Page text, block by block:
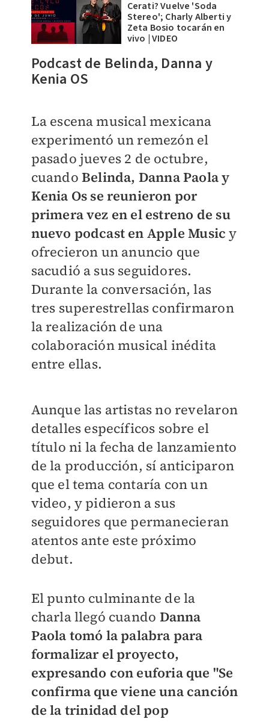
Cerati? Vuelve 'Soda
Stereo'; Charly Alberti y
Zeta Bosio tocarán en
vivo | VIDEO
Podcast de Belinda, Danna y
Kenia OS
La escena musical mexicana
experimentó un remezón el
pasado jueves 2 de octubre,
cuando Belinda, Danna Paola y
Kenia Os se reunieron por
primera vez en el estreno de su
nuevo podcast en Apple Musicy
ofrecieron un anuncio que
sacudió a sus seguidores.
Durante la conversación, las
tres superestrellas confirmaron
la realización de una
colaboración musical inédita
entre ellas.
Aunque las artistas no revelaron
detalles específicos sobre el
título ni la fecha de lanzamiento
de la producción, sí anticiparon
que el tema contaría con un
video, y pidieron a sus
seguidores que permanecieran
atentos ante este próximo
debut.
El punto culminante de la
charla llegó cuando Danna
Paola tomó la palabra para
formalizar el proyecto,
expresando con euforia que "Se
confirma que viene una canción
de la trinidad del pop